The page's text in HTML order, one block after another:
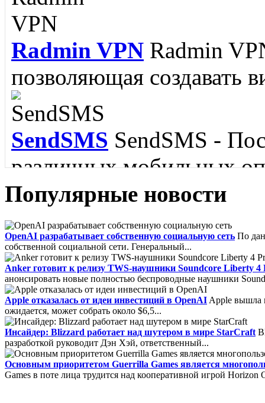
Memorize ITMemorize It
пополнить словарный
языка....
IBM Lotus Symphony
пакет для Linux....
Filler PilotFiller Pilot -
заполнения бланков,
Radmin VPN Radmin
позволяющая создавать
SendSMS SendSMS -
различных мобильных
FoxMailFoxmail -
обладающий
SMTP, MAPI и RSS....
Core FTPCore FTP -
Популярные новости
OpenAI разрабатывает собственную социальную сеть По
собственной социальной сети. Генеральный...
Anker готовит к релизу TWS-наушники Soundcore Liberty 4
анонсировать новые полностью беспроводные наушники
Apple отказалась от идеи инвестиций в OpenAI Apple вышла
ожидается, может собрать около $6,5...
Инсайдер: Blizzard работает над шутером в мире StarCraft
разработкой руководит Дэн Хэй, ответственный...
Основным приоритетом Guerrilla Games является
Games в поте лица трудится над кооперативной игрой Horizon